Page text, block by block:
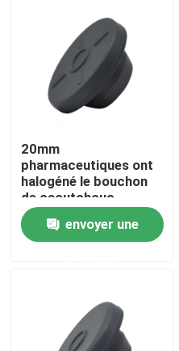
Produits
A propos de nous
Contrôle de la qualité
20mm
pharmaceutiques ont
halogéné le bouchon
de caoutchouc
butylique pour la
poudre d'injection
envoyer une